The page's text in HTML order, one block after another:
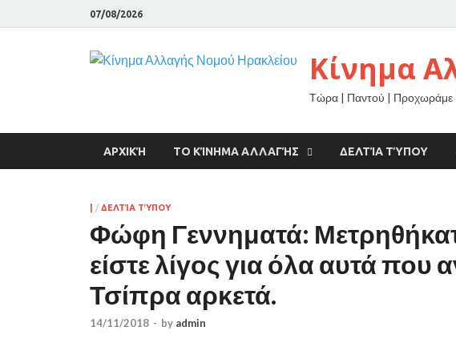
07/08/2026
Κίνημα
Τώρα | Παντού |
ΑΡΧΙΚΉ ΤΟ ΚΊΝΗΜΑ ΑΛΛΑΓΉΣ ΔΕΛΤΊΑ ΤΎΠΟΥ
/ ΔΕΛΤΊΑ ΤΎΠΟΥ
Φώφη Γεννηματά:
είστε λίγος για όλα αυτά που
Τσίπρα αρκετά.
14/11/2018 - by admin